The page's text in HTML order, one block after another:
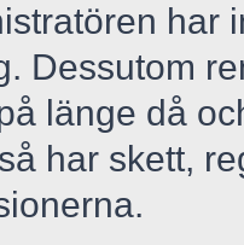
har
Dessutom
länge då
har skett,